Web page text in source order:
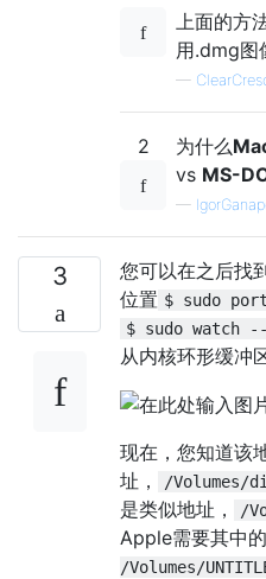
上面的方
用.dmg图
—
2 为什么
vs MS-
—
3
您可以在之后
位置 $ sudo
$ sudo watch
从内核环形缓冲
现在，您知道该
址，
/Volumes/
是类似地址，
/
Apple需要其中的
/Volumes/